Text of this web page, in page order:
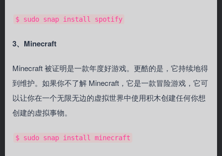
$ sudo snap install spotify
3、Minecraft
Minecraft 被证明是一款年度好游戏。更酷的是，它持续地得
到维护。如果你不了解 Minecraft，它是一款冒险游戏，它可
以让你在一个无限无边的虚拟世界中使用积木创建任何你想
创建的虚拟事物。
$ sudo snap install minecraft